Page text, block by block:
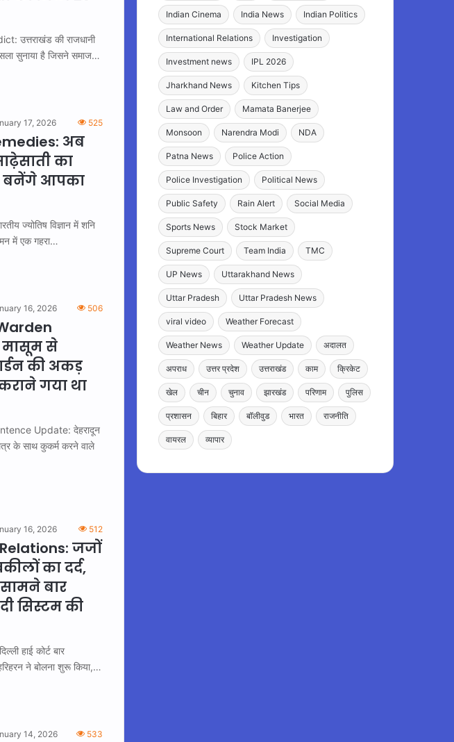
उत्तराखंड की राजधानी
सुनाया है जिसने समाज…
17, 2026 525
अब
का
बनेंगे आपका
ज्योतिष विज्ञान में शनि
में एक गहरा…
16, 2026 506
मासूम से
की अकड़
गया था
Update: देहरादून
के साथ कुकर्म करने वाले
16, 2026 512
जजों
का दर्द,
बार
सिस्टम की
हाई कोर्ट बार
ने बोलना शुरू किया,…
14, 2026 533
Indian Cinema India News Indian Politics
International Relations Investigation
Investment news IPL 2026
Jharkhand News Kitchen Tips
Law and Order Mamata Banerjee
Monsoon Narendra Modi NDA
Patna News Police Action
Police Investigation Political News
Public Safety Rain Alert Social Media
Sports News Stock Market
Supreme Court Team India TMC
UP News Uttarakhand News
Uttar Pradesh Uttar Pradesh News
viral video Weather Forecast
Weather News Weather Update अदालत
अपराध उत्तर प्रदेश उत्तराखंड काम क्रिकेट
खेल चीन चुनाव झारखंड परिणाम पुलिस
प्रशासन बिहार बॉलीवुड भारत राजनीति
वायरल व्यापार